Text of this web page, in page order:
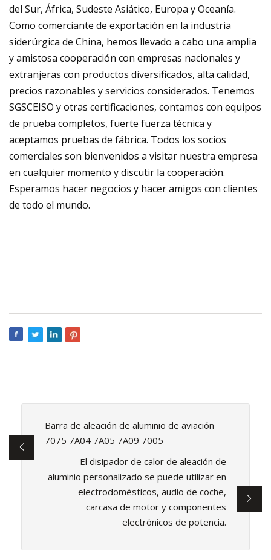
del Sur, África, Sudeste Asiático, Europa y Oceanía.
Como comerciante de exportación en la industria
siderúrgica de China, hemos llevado a cabo una amplia
y amistosa cooperación con empresas nacionales y
extranjeras con productos diversificados, alta calidad,
precios razonables y servicios considerados. Tenemos
SGSCEISO y otras certificaciones, contamos con equipos
de prueba completos, fuerte fuerza técnica y
aceptamos pruebas de fábrica. Todos los socios
comerciales son bienvenidos a visitar nuestra empresa
en cualquier momento y discutir la cooperación.
Esperamos hacer negocios y hacer amigos con clientes
de todo el mundo.
Barra de aleación de aluminio de aviación
7075 7A04 7A05 7A09 7005
El disipador de calor de aleación de
aluminio personalizado se puede utilizar en
electrodomésticos, audio de coche,
carcasa de motor y componentes
electrónicos de potencia.